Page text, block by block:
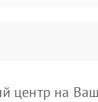
центр на